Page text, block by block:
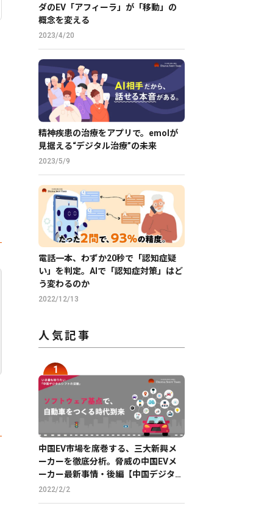
ダのEV「アフィーラ」が「移動」の
概念を変える
2023/4/20
精神疾患の治療をアプリで。emolが
見据える“デジタル治療”の未来
2023/5/9
電話一本、わずか20秒で「認知症疑
い」を判定。AIで「認知症対策」はど
う変わるのか
2022/12/13
人気記事
中国EV市場を席巻する、三大新興メ
ーカーを徹底分析。脅威の中国EVメ
ーカー最新事情・後編【中国デジタル
企業最前線】
2022/2/2